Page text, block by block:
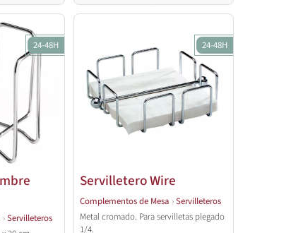
24-48H
›Servilleteros
24-48H
Servilletero Wire
Complementos de Mesa ›Servilleteros
Metal cromado. Para servilletas plegado
1/4.